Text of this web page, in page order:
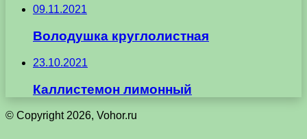
09.11.2021
Володушка круглолистная
23.10.2021
Каллистемон лимонный
© Copyright 2026, Vohor.ru